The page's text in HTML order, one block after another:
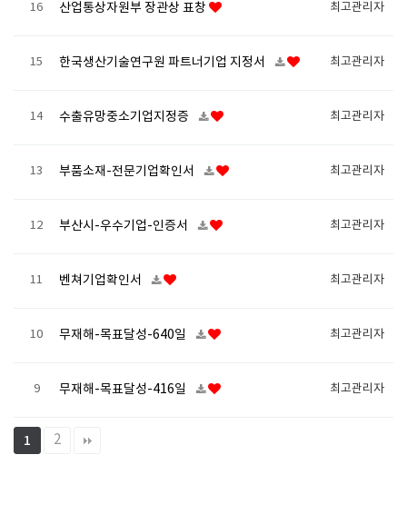
16 산업통상자원부 장관상 표창 최고관리자
15 한국생산기술연구원 파트너기업 지정서 최고관리자
14 수출유망중소기업지정증 최고관리자
13 부품소재-전문기업확인서 최고관리자
12 부산시-우수기업-인증서 최고관리자
11 벤쳐기업확인서 최고관리자
10 무재해-목표달성-640일 최고관리자
9 무재해-목표달성-416일 최고관리자
1 2